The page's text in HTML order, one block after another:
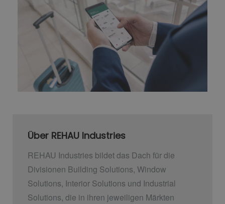
Über REHAU Industries
REHAU Industries bildet das Dach für die
Divisionen Building Solutions, Window
Solutions, Interior Solutions und Industrial
Solutions, die in ihren jeweiligen Märkten